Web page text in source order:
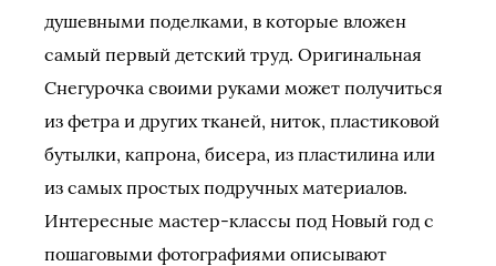
душевными поделками, в которые вложен
самый первый детский труд. Оригинальная
Снегурочка своими руками может получиться
из фетра и других тканей, ниток, пластиковой
бутылки, капрона, бисера, из пластилина или
из самых простых подручных материалов.
Интересные мастер-классы под Новый год с
пошаговыми фотографиями описывают